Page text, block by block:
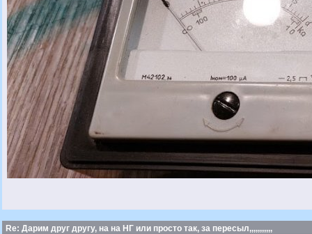
Re: Дарим друг другу, на на НГ или просто так, за пересыл,,,,,,,,,,,